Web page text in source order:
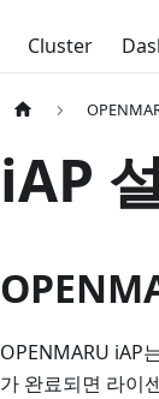
Cluster
iAP
OPENMARU iAP
가 완료되면 라이